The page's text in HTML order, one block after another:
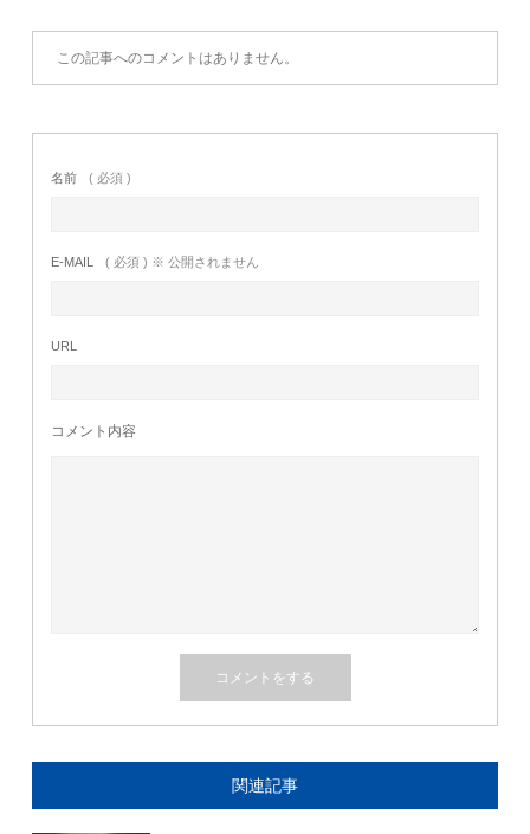
この記事へのコメントはありません。
名前 ( 必須 )
E-MAIL ( 必須 ) ※ 公開されません
URL
コメント内容
関連記事